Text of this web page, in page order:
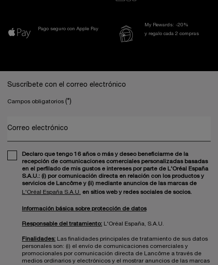
Pago seguro con Apple Pay
My Rewards: -20%
y regalo cada 2 compras
Suscríbete con el correo electrónico
Campos obligatorios (*)
Correo electrónico
Declaro que tengo 16 años o más y deseo beneficiarme de la
recepción de comunicaciones comerciales personalizadas basadas
en el perfilado de mis gustos e intereses por parte de L'Oréal España
S.A.U.: (i) por comunicación directa en relación con los productos y
servicios de Lancôme y (ii) mediante anuncios de las marcas de
L'Oréal España S.A.U.
en sitios web y redes sociales de socios.
Información básica sobre protección de datos
Responsable del tratamiento: L'Oréal España, S.A.U.
Finalidades: Las finalidades principales de tratamiento de sus datos
personales son: (i) el envío de comunicaciones comerciales y
promocionales por comunicación directa de Lancôme a través de
medios ordinarios y electrónicos y el mostrar anuncios de las marcas